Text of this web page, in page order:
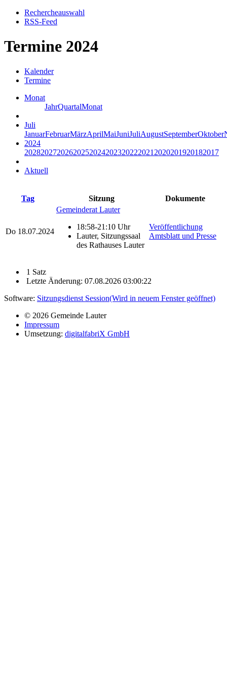
Rechercheauswahl
RSS-Feed
Termine 2024
Kalender
Termine
Monat
JahrQuartalMonat
Juli
JanuarFebruarMärzAprilMaiJuniJuliAugustSeptemberOktober
2024
20282027202620252024202320222021 2020201920182017
Aktuell
Tag Sitzung Dokumente
Do 18.07.2024
Gemeinderat Lauter
18:58-21:10 Uhr
Lauter, Sitzungssaal
des Rathauses Lauter
Veröffentlichung
Amtsblatt und Presse
1 Satz
Letzte Änderung: 07.08.2026 03:00:22
Software: Sitzungsdienst Session(Wird in neuem Fenster geöffnet)
© 2026 Gemeinde Lauter
Impressum
Umsetzung: digitalfabriX GmbH